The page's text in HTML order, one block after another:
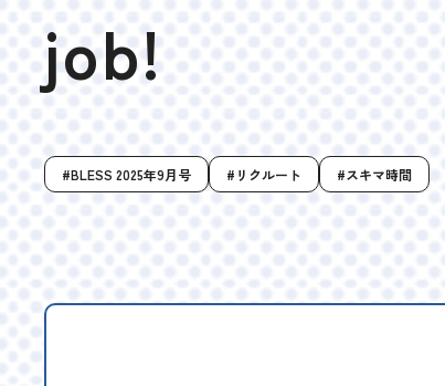
job!
BLESS 2025年9月号 リクルート スキマ時間